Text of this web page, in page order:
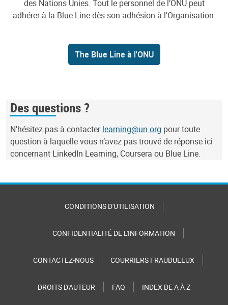
des Nations Unies. Tout le personnel de l’ONU peut
adhérer à la Blue Line dès son adhésion à l’Organisation.
The Blue Line à l'ONU
Des questions ?
N’hésitez pas à contacterlearning@un.org pour toute
question à laquelle vous n’avez pas trouvé de réponse ici
concernant LinkedIn Learning, Coursera ou Blue Line.
CONDITIONS D'UTILISATION
CONFIDENTIALITÉ DE L'INFORMATION
CONTACTEZ-NOUS COURRIERS FRAUDULEUX
DROITS D'AUTEUR FAQ INDEX DE A À Z